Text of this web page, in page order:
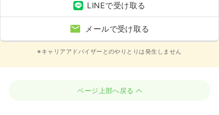
LINEで受け取る
メールで受け取る
※キャリアアドバイザーとのやりとりは発生しません
ページ上部へ戻る